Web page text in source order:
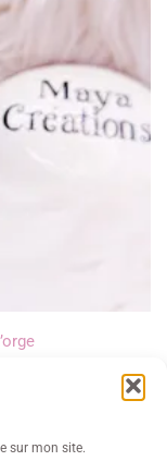
sur mon site.